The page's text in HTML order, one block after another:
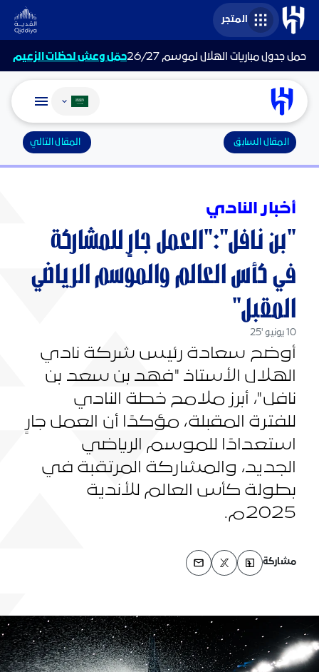
المتجر
حمل جدول مباريات الهلال لموسم 26/27 حمّل وعش لحظات الزعيم
تغيير اللغة
المقال السابق المقال التالي
أخبار النادي
"بن نافل":"العمل جارٍ للمشاركة
في كأس العالم والموسم الرياضي
المقبل"
10 يونيو '25
أوضح سعادة رئيس شركة نادي
الهلال الأستاذ "فهد بن سعد بن
نافل"، أبرز ملامح خطة النادي
للفترة المقبلة، مؤكدًا أن العمل جارٍ
استعدادًا للموسم الرياضي
الجديد، والمشاركة المرتقبة في
بطولة كأس العالم للأندية
2025م.
مشاركة